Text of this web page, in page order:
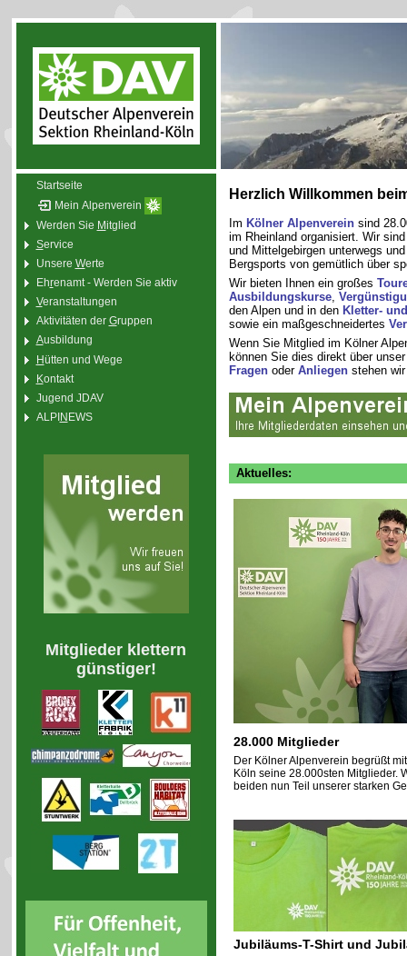
Startseite
Mein Alpenverein
Werden Sie Mitglied
Service
Unsere Werte
Ehrenamt - Werden Sie aktiv
Veranstaltungen
Aktivitäten der Gruppen
Ausbildung
Hütten und Wege
Kontakt
Jugend JDAV
ALPINEWS
Mitglieder klettern
günstiger!
Herzlich Willkommen
Im Kölner Alpenvereinsind
im Rheinland organisiert. Wir
und Mittelgebirgen unterwegs
Bergsports von gemütlich über
Wir bieten Ihnen ein großes
Ausbildungskurse,
den Alpen und in den Kletter-
sowie ein maßgeschneidertes
Wenn Sie Mitglied im Kölner
können Sie dies direkt über
Fragenoder Anliegenstehen wir
Aktuelles:
28.000 Mitglieder
Der Kölner Alpenverein begrüßt
Köln seine 28.000sten Mitglieder.
beiden nun Teil unserer starken
Jubiläums-T-Shirt und